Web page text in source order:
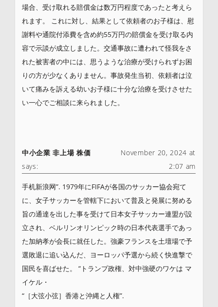
場合、受け取れる賠償金は数万円程度であったと考えら
れます。 これに対し、結果として依頼者のお子様は、慰
謝料や通院付添費を含め約55万円の賠償金を受け取る内
容で示談が成立しました。交通事故に遭われて怪我をさ
れた被害者の中には、思うような治療が受けられずお困
りの方が少なくありません。事故発生当初、依頼者は泣
いて痛みを訴える幼いお子様に十分な治療を受けさせた
い一心でご相談に来られました。
中小企業 非上場 株価
says:
November 20, 2024 at
2:07 am
手机新浪网”. 1979年にFIFAが各国のサッカー協会宛て
に、女子サッカーを管轄下において普及と発展に努める
旨の通達を出した事を受けて日本女子サッカー連盟が設
立され、ベルリンオリンピック時の日本代表選手であっ
た加納孝が会長に就任した。強豪フランスを土壇場で予
選敗退に追い込んだ、ヨーロッパ予選から続く快進撃で
国民を喜ばせた。 “トランプ政権、対中強硬のワケは マ
イケル・
“［大弦小弦］香港と沖縄と人権”.